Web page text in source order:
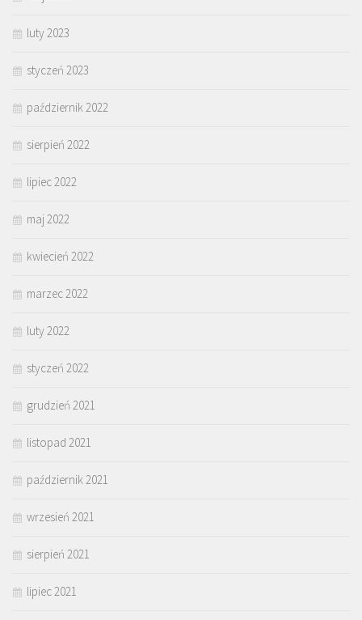
luty 2023
styczeń 2023
październik 2022
sierpień 2022
lipiec 2022
maj 2022
kwiecień 2022
marzec 2022
luty 2022
styczeń 2022
grudzień 2021
listopad 2021
październik 2021
wrzesień 2021
sierpień 2021
lipiec 2021